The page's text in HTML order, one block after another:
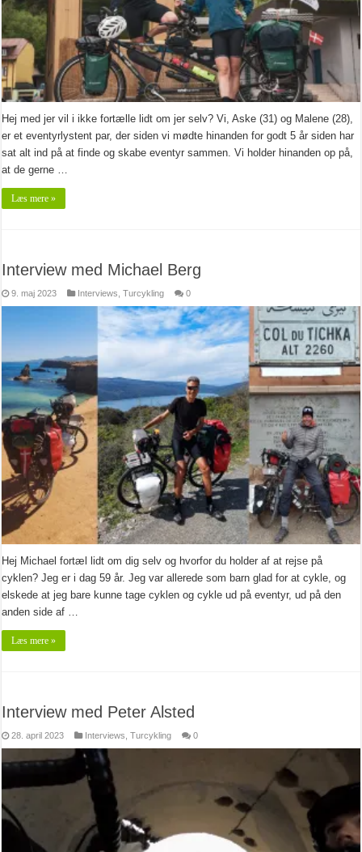
Hej med jer vil i ikke fortælle lidt om jer selv? Vi, Aske (31) og Malene (28),
er et eventyrlystent par, der siden vi mødte hinanden for godt 5 år siden har
sat alt ind på at finde og skabe eventyr sammen. Vi holder hinanden op på,
at de gerne …
Læs mere »
Interview med Michael Berg
9. maj 2023 Interviews ,Turcykling 0
Hej Michael fortæl lidt om dig selv og hvorfor du holder af at rejse på
cyklen? Jeg er i dag 59 år. Jeg var allerede som barn glad for at cykle, og
elskede at jeg bare kunne tage cyklen og cykle ud på eventyr, ud på den
anden side af …
Læs mere »
Interview med Peter Alsted
28. april 2023 Interviews ,Turcykling 0